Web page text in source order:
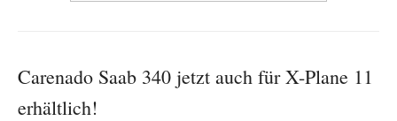
Carenado Saab 340 jetzt auch für X-Plane 11
erhältlich!